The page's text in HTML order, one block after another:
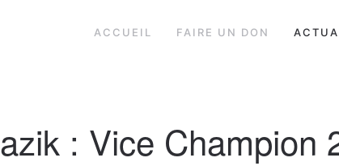
ACCUEIL FAIRE UN DON
: Vice Champion